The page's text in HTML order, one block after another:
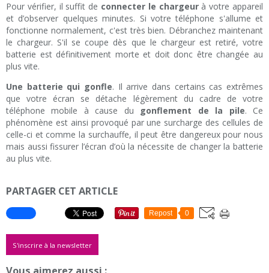
Pour vérifier, il suffit de connecter le chargeurà votre appareil
et d’observer quelques minutes. Si votre téléphone s'allume et
fonctionne normalement, c'est très bien. Débranchez maintenant
le chargeur. S'il se coupe dès que le chargeur est retiré, votre
batterie est définitivement morte et doit donc être changée au
plus vite.
Une batterie qui gonfle. Il arrive dans certains cas extrêmes
que votre écran se détache légèrement du cadre de votre
téléphone mobile à cause du gonflement de la pile. Ce
phénomène est ainsi provoqué par une surcharge des cellules de
celle-ci et comme la surchauffe, il peut être dangereux pour nous
mais aussi fissurer l’écran d’où la nécessite de changer la batterie
au plus vite.
PARTAGER CET ARTICLE
Repost 0
S'inscrire à la newsletter